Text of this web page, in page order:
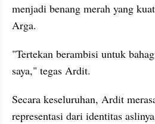
menjadi benang merah yang
Arga.
"Tertekan berambisi untuk
saya," tegas Ardit.
Secara keseluruhan, Ardit
representasi dari identitas